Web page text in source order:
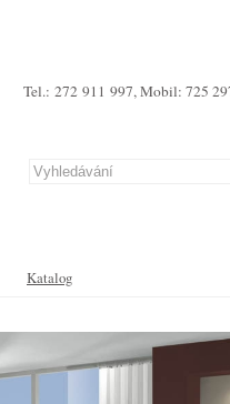
Tel.: 272 911 997, Mobil: 725
Katalog